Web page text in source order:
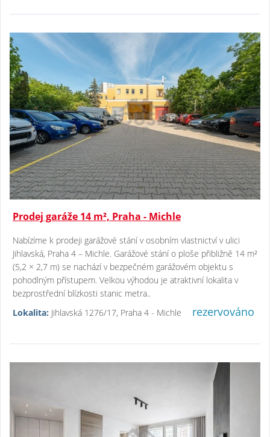
Prodej garáže 14 m², Praha - Michle
Nabízíme k prodeji garážové stání v osobním vlastnictví v ulici
Jihlavská, Praha 4 – Michle. Garážové stání o ploše přibližně 14 m²
(5,2 × 2,7 m) se nachází v bezpečném garážovém objektu s
pohodlným přístupem. Velkou výhodou je atraktivní lokalita v
bezprostřední blízkosti stanic metra..
Lokalita: Jihlavská 1276/17, Praha 4 - Michle rezervováno